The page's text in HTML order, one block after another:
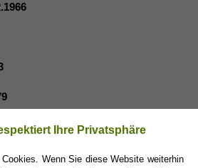
Ihre Privatsphäre
Wenn Sie diese Website weiterhin